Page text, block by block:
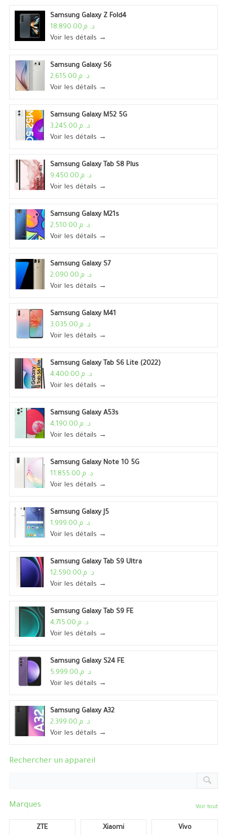
Samsung Galaxy Z Fold4
د. م.18,890.00
Voir les détails →
Samsung Galaxy S6
د. م.2,615.00
Voir les détails →
Samsung Galaxy M52 5G
د. م.3,245.00
Voir les détails →
Samsung Galaxy Tab S8 Plus
د. م.9,450.00
Voir les détails →
Samsung Galaxy M21s
د. م.2,510.00
Voir les détails →
Samsung Galaxy S7
د. م.2,090.00
Voir les détails →
Samsung Galaxy M41
د. م.3,035.00
Voir les détails →
Samsung Galaxy Tab S6 Lite (2022)
د. م.4,400.00
Voir les détails →
Samsung Galaxy A53s
د. م.4,190.00
Voir les détails →
Samsung Galaxy Note 10 5G
د. م.11,855.00
Voir les détails →
Samsung Galaxy J5
د. م.1,999.00
Voir les détails →
Samsung Galaxy Tab S9 Ultra
د. م.12,590.00
Voir les détails →
Samsung Galaxy Tab S9 FE
د. م.4,715.00
Voir les détails →
Samsung Galaxy S24 FE
د. م.5,999.00
Voir les détails →
Samsung Galaxy A32
د. م.2,399.00
Voir les détails →
Rechercher un appareil
Marques Voir tout
ZTE Xiaomi Vivo